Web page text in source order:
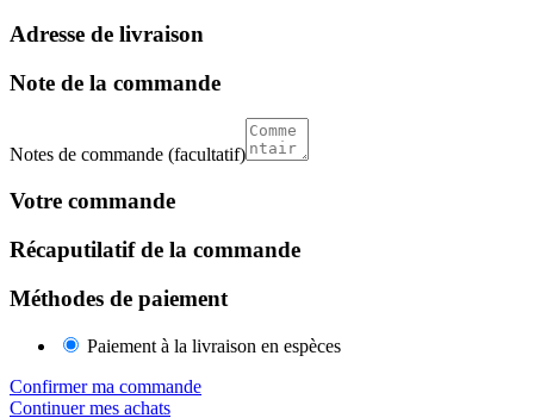
Adresse de livraison
Note de la commande
Notes de commande (facultatif)
Votre commande
Récaputilatif de la commande
Méthodes de paiement
Paiement à la livraison en espèces
Confirmer ma commande
Continuer mes achats